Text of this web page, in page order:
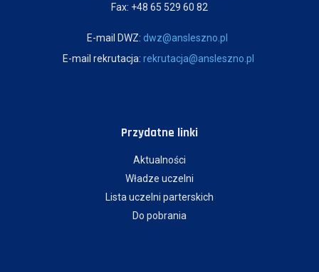
Fax: +48 65 529 60 82
E-mail DWZ: dwz@ansleszno.pl
E-mail rekrutacja: rekrutacja@ansleszno.pl
Przydatne linki
Aktualności
Władze uczelni
Lista uczelni parterskich
Do pobrania